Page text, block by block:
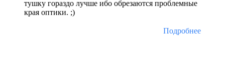
тушку гораздо лучше ибо обрезаются проблемные
края оптики. ;)
Подробнее